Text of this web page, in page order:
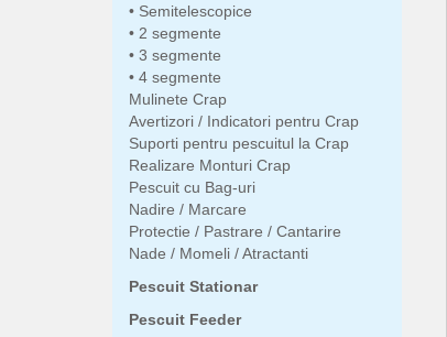
Semitelescopice
2 segmente
3 segmente
4 segmente
Mulinete Crap
Avertizori / Indicatori pentru Crap
Suporti pentru pescuitul la Crap
Realizare Monturi Crap
Pescuit cu Bag-uri
Nadire / Marcare
Protectie / Pastrare / Cantarire
Nade / Momeli / Atractanti
Pescuit Stationar
Pescuit Feeder